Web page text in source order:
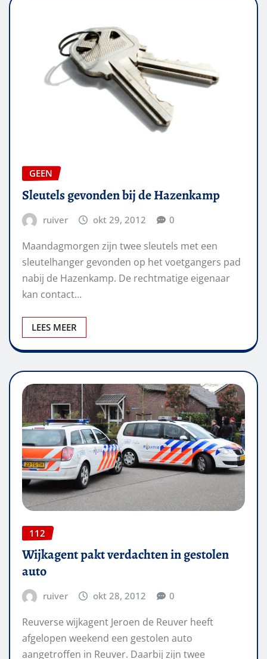
GEEN
Sleutels gevonden bij de Hazenkamp
ruiver okt 29, 2012 0
Maandagmorgen zijn twee sleutels met een
sleutelhanger gevonden op het voetgangers pad
nabij de Hazenkamp. De rechtmatige eigenaar
kan contact…
LEES MEER
112
Wijkagent pakt verdachten in gestolen
auto
ruiver okt 28, 2012 0
Reuverse wijkagent Jeroen de Reuver heeft
afgelopen weekend een gestolen auto
aangetroffen in Reuver. Daarbij zijn twee